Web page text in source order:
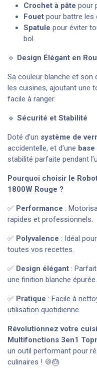
Crochet à pâte pour
Fouet pour battre
Spatule pour éviter
bol.
🔹 Design Élégant en
Sa couleur blanche et son
les cuisines, ajoutant une
facile à ranger.
🔹 Sécurité et Stabilité
Doté d’un système de
accidentelle, et d’une
stabilité parfaite pendant
Pourquoi choisir le
1800W Rouge ?
✅ Performance :
rapides et professionnels.
✅ Polyvalence : Idéal
toutes vos recettes.
✅ Design élégant :
une finition blanche épurée.
✅ Pratique : Facile à
utilisation quotidienne.
Révolutionnez votre
Multifonctions 3en1
un outil performant pour
culinaires ! 🍪🎂